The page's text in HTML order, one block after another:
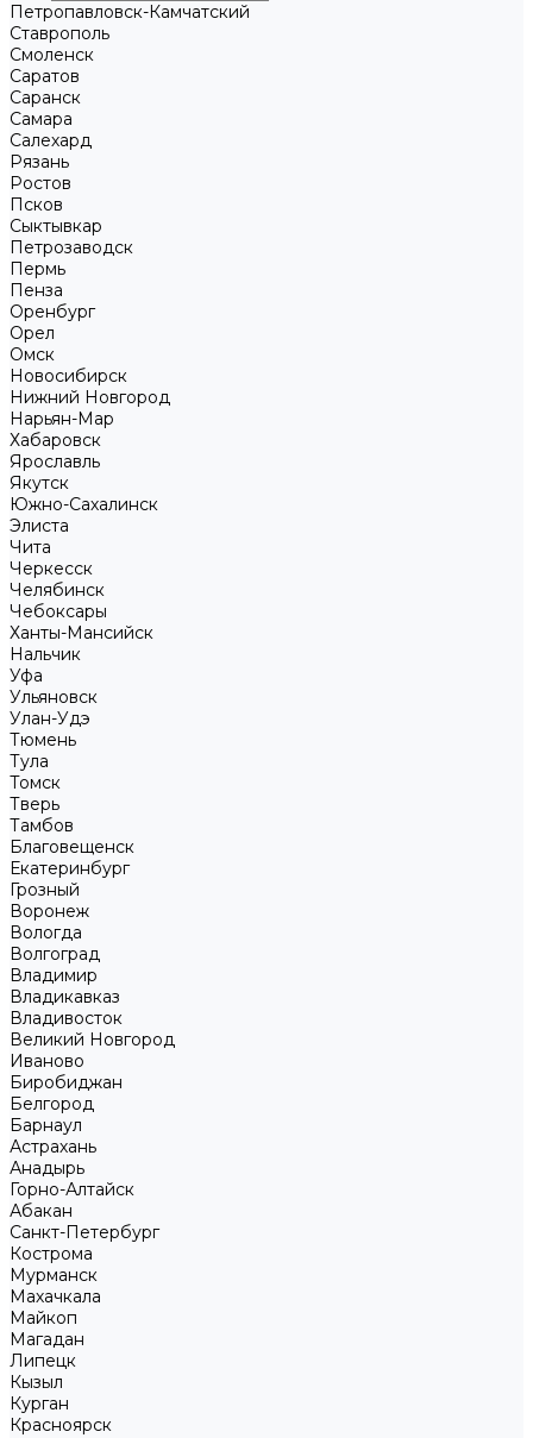
Петропавловск-Камчатский
Ставрополь
Смоленск
Саратов
Саранск
Самара
Салехард
Рязань
Ростов
Псков
Сыктывкар
Петрозаводск
Пермь
Пенза
Оренбург
Орел
Омск
Новосибирск
Нижний Новгород
Нарьян-Мар
Хабаровск
Ярославль
Якутск
Южно-Сахалинск
Элиста
Чита
Черкесск
Челябинск
Чебоксары
Ханты-Мансийск
Нальчик
Уфа
Ульяновск
Улан-Удэ
Тюмень
Тула
Томск
Тверь
Тамбов
Благовещенск
Екатеринбург
Грозный
Воронеж
Вологда
Волгоград
Владимир
Владикавказ
Владивосток
Великий Новгород
Иваново
Биробиджан
Белгород
Барнаул
Астрахань
Анадырь
Горно-Алтайск
Абакан
Санкт-Петербург
Кострома
Мурманск
Махачкала
Майкоп
Магадан
Липецк
Кызыл
Курган
Красноярск